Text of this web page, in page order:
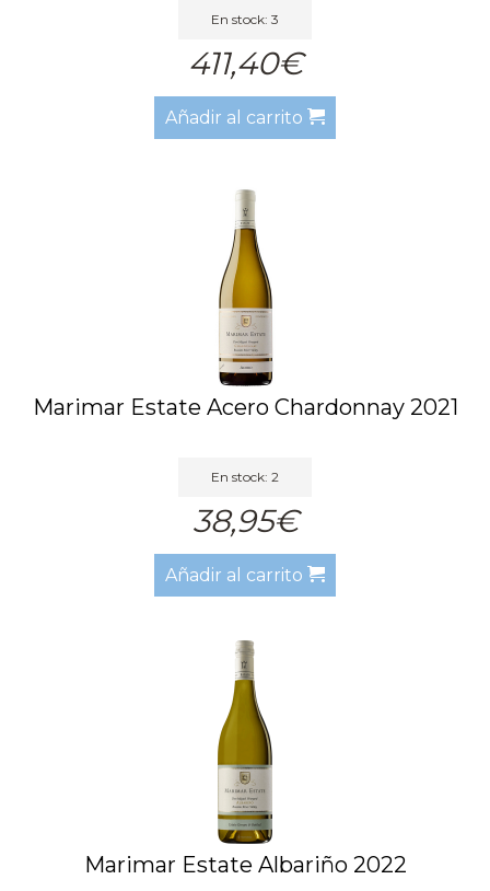
En stock: 3
411,40€
Añadir al carrito
Marimar Estate Acero Chardonnay 2021
En stock: 2
38,95€
Añadir al carrito
Marimar Estate Albariño 2022